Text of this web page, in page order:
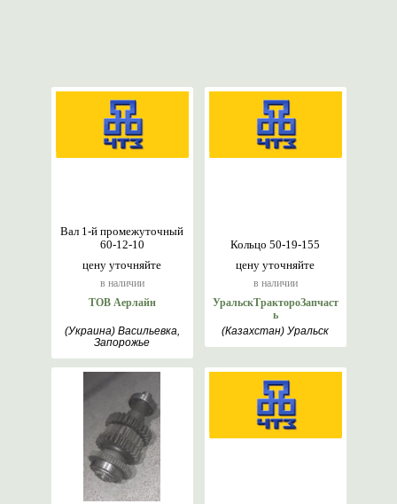
цену уточняйте
в наличии
Вал 1-й промежуточный
60-12-10
ТОВ Аерлайн
(Украина) Васильевка,
Запорожье
цену уточняйте
в наличии
Кольцо 50-19-155
УральскТрактороЗапчаст
ь
(Казахстан) Уральск